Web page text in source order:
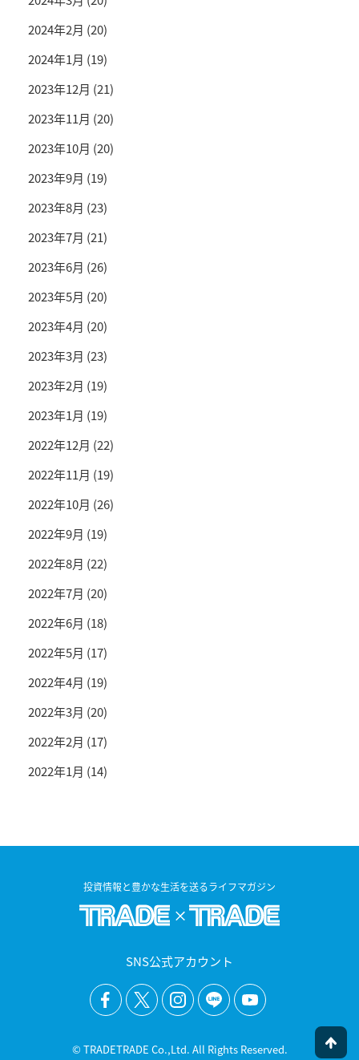
2024年2月 (20)
2024年1月 (19)
2023年12月 (21)
2023年11月 (20)
2023年10月 (20)
2023年9月 (19)
2023年8月 (23)
2023年7月 (21)
2023年6月 (26)
2023年5月 (20)
2023年4月 (20)
2023年3月 (23)
2023年2月 (19)
2023年1月 (19)
2022年12月 (22)
2022年11月 (19)
2022年10月 (26)
2022年9月 (19)
2022年8月 (22)
2022年7月 (20)
2022年6月 (18)
2022年5月 (17)
2022年4月 (19)
2022年3月 (20)
2022年2月 (17)
2022年1月 (14)
投資情報と豊かな生活を送るライフマガジン
SNS公式アカウント
© TRADETRADE Co.,Ltd. All Rights Reserved.